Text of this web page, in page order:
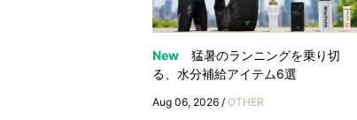
New
猛暑のランニングを乗り切
る、水分補給アイテム6選
Aug 06, 2026 / OTHER